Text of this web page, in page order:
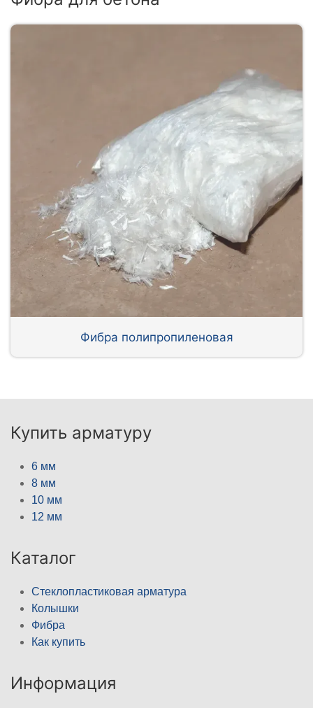
Фибра полипропиленовая
Купить арматуру
6 мм
8 мм
10 мм
12 мм
Каталог
Стеклопластиковая арматура
Колышки
Фибра
Как купить
Информация